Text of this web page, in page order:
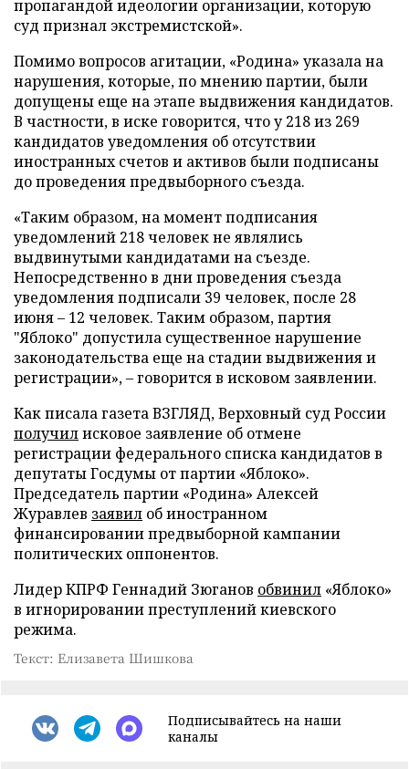
пропагандой идеологии организации, которую
суд признал экстремистской».
Помимо вопросов агитации, «Родина» указала на
нарушения, которые, по мнению партии, были
допущены еще на этапе выдвижения кандидатов.
В частности, в иске говорится, что у 218 из 269
кандидатов уведомления об отсутствии
иностранных счетов и активов были подписаны
до проведения предвыборного съезда.
«Таким образом, на момент подписания
уведомлений 218 человек не являлись
выдвинутыми кандидатами на съезде.
Непосредственно в дни проведения съезда
уведомления подписали 39 человек, после 28
июня – 12 человек. Таким образом, партия
"Яблоко" допустила существенное нарушение
законодательства еще на стадии выдвижения и
регистрации», – говорится в исковом заявлении.
Как писала газета ВЗГЛЯД, Верховный суд России
получилисковое заявление об отмене
регистрации федерального списка кандидатов в
депутаты Госдумы от партии «Яблоко».
Председатель партии «Родина» Алексей
Журавлев заявил об иностранном
финансировании предвыборной кампании
политических оппонентов.
Лидер КПРФ Геннадий Зюганов обвинил «Яблоко»
в игнорировании преступлений киевского
режима.
Текст: Елизавета Шишкова
Подписывайтесь на наши
каналы